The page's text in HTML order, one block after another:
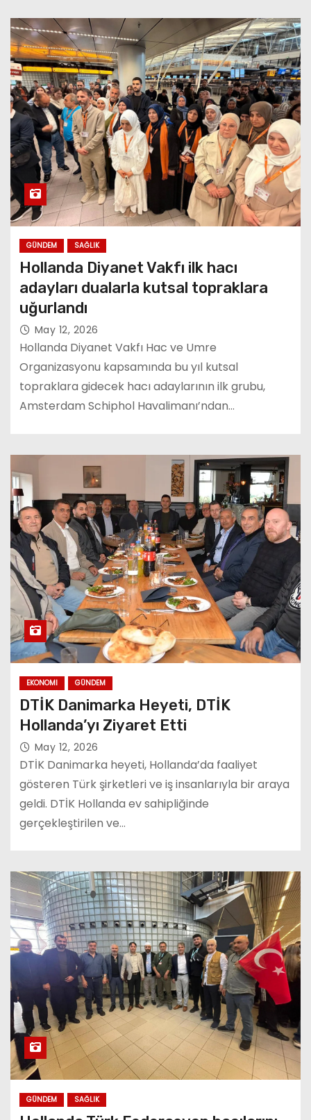
GÜNDEM SAĞLIK
Hollanda Diyanet Vakfı ilk hacı
adayları dualarla kutsal topraklara
uğurlandı
May 12, 2026
Hollanda Diyanet Vakfı Hac ve Umre
Organizasyonu kapsamında bu yıl kutsal
topraklara gidecek hacı adaylarının ilk grubu,
Amsterdam Schiphol Havalimanı’ndan…
EKONOMI GÜNDEM
DTİK Danimarka Heyeti, DTİK
Hollanda’yı Ziyaret Etti
May 12, 2026
DTİK Danimarka heyeti, Hollanda’da faaliyet
gösteren Türk şirketleri ve iş insanlarıyla bir araya
geldi. DTİK Hollanda ev sahipliğinde
gerçekleştirilen ve…
GÜNDEM SAĞLIK